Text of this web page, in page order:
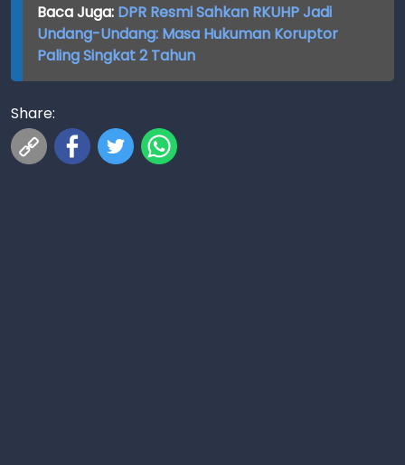
Baca Juga: DPR Resmi Sahkan RKUHP Jadi
Undang-Undang: Masa Hukuman Koruptor
Paling Singkat 2 Tahun
Share: